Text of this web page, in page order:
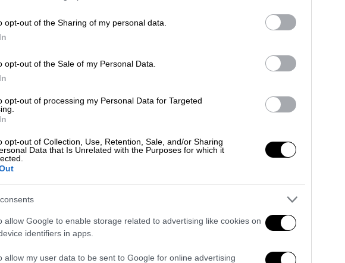
opt-out of the Sharing of my personal data.
opt-out of the Sale of my Personal Data.
opt-out of processing my Personal Data for Targeted
opt-out of Collection, Use, Retention, Sale, and/or Sharing
Data that Is Unrelated with the Purposes for which it
allow Google to enable storage related to advertising like cookies on
identifiers in apps.
allow my user data to be sent to Google for online advertising
62χρονης